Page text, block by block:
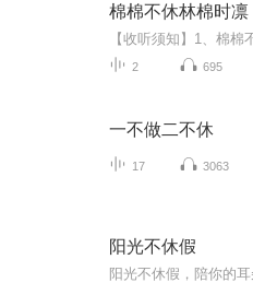
棉棉不休林棉时凛
2 695
一不做二不休
17 3063
阳光不休假
阳光不休假，陪你的耳